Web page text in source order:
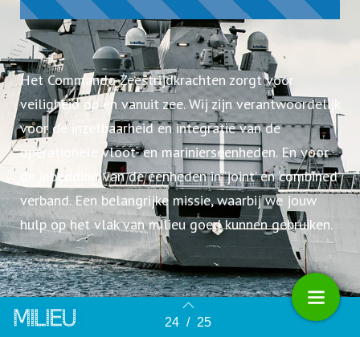
Terug naar overzicht 24 / 25
Het Commando Zeestrijdkrachten zorgt voor
veiligheid op en vanuit zee. Wij zijn verantwoordelijk
voor de inzetbaarheid en integratie van de
operationele vloot- en marinierseenheden. En voor
de inbedding van de eenheden in ‘joint’ en ‘combined’
verband. Een belangrijke missie, waarbij we jouw
hulp op het vlak van milieu goed kunnen gebruiken.